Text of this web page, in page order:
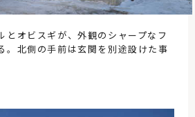
とオビスギが、外観のシャープなフ
。北側の手前は玄関を別途設けた事